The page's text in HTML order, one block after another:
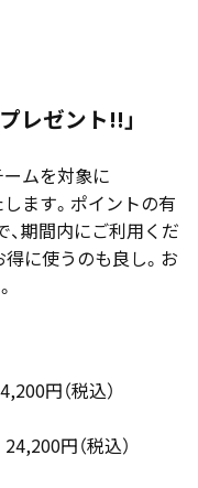
レゼント!!」
ームを対象に
ます。ポイントの有
期間内にご利用くだ
得に使うのも良し。お
円（税込）
円（税込）